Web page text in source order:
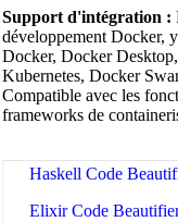
Batch Script
C/C++ Code
CUDA Code
Haskell Code
Elixir Code
Support d'intégration :
développement Docker,
Docker, Docker
Kubernetes, Docker
Compatible avec les
frameworks de